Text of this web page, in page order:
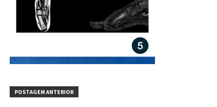
POSTAGEM ANTERIOR